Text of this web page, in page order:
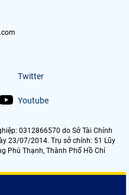
Twitter
Youtube
0312866570 do Sở Tài Chính
23/07/2014. Trụ sở chính: 51 Lũy
Phú Thạnh, Thành Phố Hồ Chí